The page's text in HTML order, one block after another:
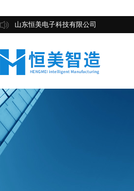
山东恒美电子科技有限公司